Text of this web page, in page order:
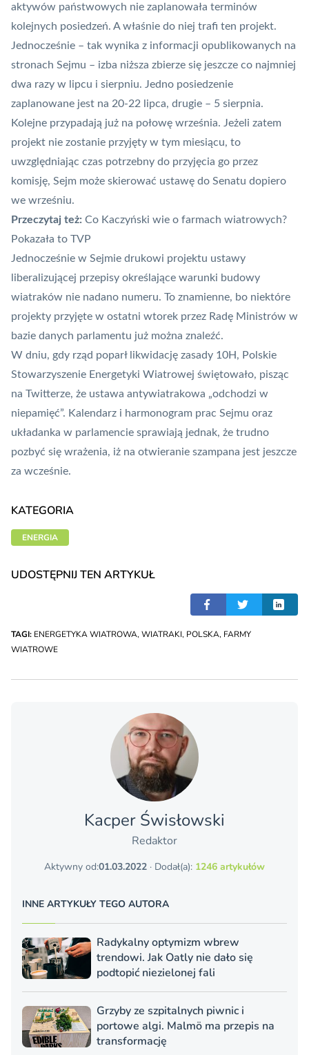
aktywów państwowych nie zaplanowała terminów
kolejnych posiedzeń. A właśnie do niej trafi ten projekt.
Jednocześnie – tak wynika z informacji opublikowanych na
stronach Sejmu – izba niższa zbierze się jeszcze co najmniej
dwa razy w lipcu i sierpniu. Jedno posiedzenie
zaplanowane jest na 20-22 lipca, drugie – 5 sierpnia.
Kolejne przypadają już na połowę września. Jeżeli zatem
projekt nie zostanie przyjęty w tym miesiącu, to
uwzględniając czas potrzebny do przyjęcia go przez
komisję, Sejm może skierować ustawę do Senatu dopiero
we wrześniu.
Przeczytaj też: Co Kaczyński wie o farmach wiatrowych?
Pokazała to TVP
Jednocześnie w Sejmie drukowi projektu ustawy
liberalizującej przepisy określające warunki budowy
wiatraków nie nadano numeru. To znamienne, bo niektóre
projekty przyjęte w ostatni wtorek przez Radę Ministrów w
bazie danych parlamentu już można znaleźć.
W dniu, gdy rząd poparł likwidację zasady 10H, Polskie
Stowarzyszenie Energetyki Wiatrowej świętowało, pisząc
na Twitterze, że ustawa antywiatrakowa „odchodzi w
niepamięć”. Kalendarz i harmonogram prac Sejmu oraz
układanka w parlamencie sprawiają jednak, że trudno
pozbyć się wrażenia, iż na otwieranie szampana jest jeszcze
za wcześnie.
KATEGORIA
ENERGIA
UDOSTĘPNIJ TEN ARTYKUŁ
TAGI: ENERGETYKA WIATROWA, WIATRAKI, POLSKA, FARMY
WIATROWE
Kacper Świsło­wski
Redaktor
Aktywny od:01.03.2022 · Dodał(a): 1246 artykułów
INNE ARTYKUŁY TEGO AUTORA
Radykalny optymizm wbrew
trendowi. Jak Oatly nie dało się
podtopić niezielonej fali
Grzyby ze szpitalnych piwnic i
portowe algi. Malmö ma przepis na
transformację